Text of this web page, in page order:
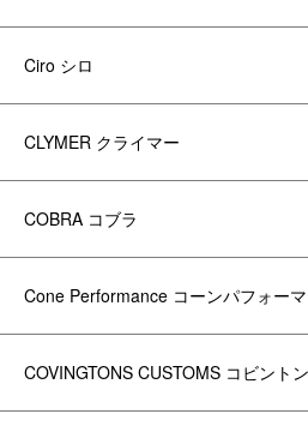
Ciro シロ
CLYMER クライマー
COBRA コブラ
Cone Performance コーンパフォー
COVINGTONS CUSTOMS コビントン